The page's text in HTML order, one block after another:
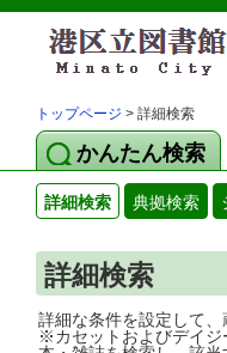
トップページ > 詳細検索
かんたん検索
詳細検索 典拠検索
詳細検索
詳細な条件を設定して、
※カセットおよびデイジ